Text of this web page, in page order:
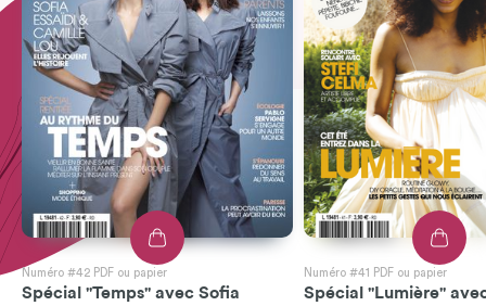
Numéro #42 PDF ou papier
Spécial "Temps" avec Sofia
Numéro #41 PDF ou papier
Spécial "Lumière"